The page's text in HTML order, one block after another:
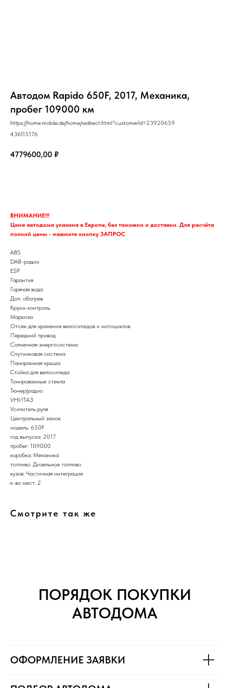
Автодом Rapido 650F, 2017, Механика,
пробег 109000 км
https://home.mobile.de/home/redirect.html?customerId=23920659
436115176
4779600,00 ₽
ВНИМАНИЕ!!!
Цена автодома указана в Европе, без таможни и доставки. Для расчёта
полной цены - нажмите кнопку ЗАПРОС
ABS
DAB-радио
ESP
Гарантия
Горячая вода
Доп. обогрев
Круиз-контроль
Маркиза
Отсек для хранения велосипедов и мотоциклов
Передний привод
Солнечная энергосистема
Спутниковая система
Панорамная крыша
Стойка для велосипеда
Тонированные стекла
Тюнер/радио
УНИТАЗ
Усилитель руля
Центральный замок
модель: 650F
год выпуска: 2017
пробег: 109000
коробка: Механика
топливо: Дизельное топливо
кузов: Частичная интеграция
к-во мест: 2
Смотрите так же
ПОРЯДОК ПОКУПКИ
АВТОДОМА
ОФОРМЛЕНИЕ ЗАЯВКИ